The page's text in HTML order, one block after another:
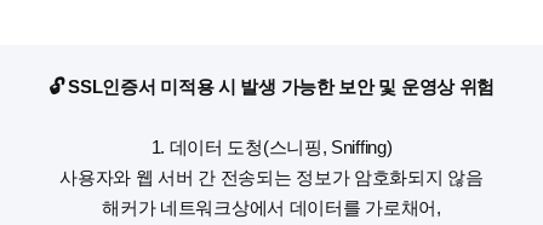
🔓 SSL인증서 미적용 시 발생 가능한 보안 및 운영상 위험
1. 데이터 도청(스니핑, Sniffing)
사용자와 웹 서버 간 전송되는 정보가 암호화되지 않음
해커가 네트워크상에서 데이터를 가로채어,